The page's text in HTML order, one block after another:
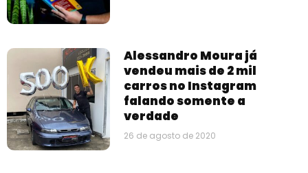
Alessandro Moura já
vendeu mais de 2 mil
carros no Instagram
falando somente a
verdade
26 de agosto de 2020